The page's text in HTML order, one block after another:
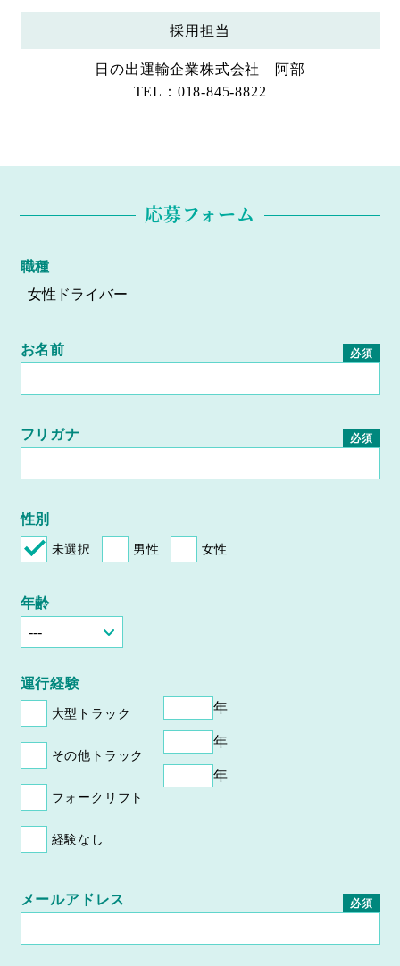
採用担当
日の出運輸企業株式会社 阿部
TEL：018-845-8822
応募フォーム
職種
お名前 必須
フリガナ 必須
性別
未選択 男性 女性
年齢
運行経験
大型トラック
その他トラック
フォークリフト
経験なし
年
年
年
メールアドレス 必須